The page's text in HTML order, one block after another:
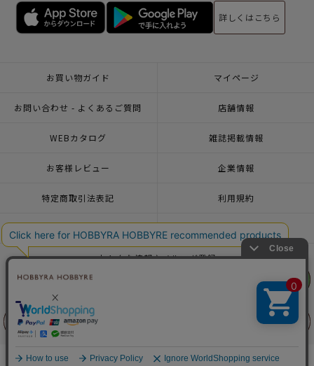
前に戻る
フェア
前に戻る
フェア
詳しくはこちら
お買い物ガイド マイページ
お問い合わせ - よくあるご質問 店舗情報
WEBカタログ 雑誌掲載情報
お客様レビュー 企業情報
特定商取引法表記 利用規約
一緒に働こう♪求人情報
おトクな情報♪メルマガ登録
© 2026 HOBBYRA HOBBYRE CORPORATION ALL Rights Reserved